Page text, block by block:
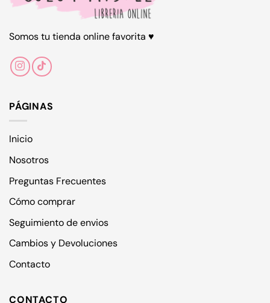
Somos tu tienda online favorita ♥
PÁGINAS
Inicio
Nosotros
Preguntas Frecuentes
Cómo comprar
Seguimiento de envios
Cambios y Devoluciones
Contacto
CONTACTO